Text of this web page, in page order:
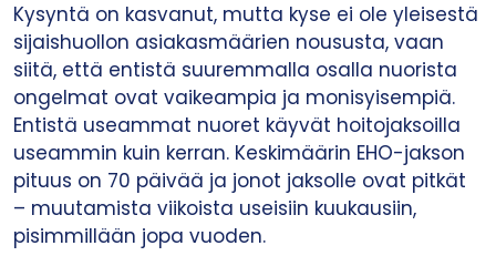
Kysyntä on kasvanut, mutta kyse ei ole yleisestä
sijaishuollon asiakasmäärien noususta, vaan
siitä, että entistä suuremmalla osalla nuorista
ongelmat ovat vaikeampia ja monisyisempiä.
Entistä useammat nuoret käyvät hoitojaksoilla
useammin kuin kerran. Keskimäärin EHO-jakson
pituus on 70 päivää ja jonot jaksolle ovat pitkät
– muutamista viikoista useisiin kuukausiin,
pisimmillään jopa vuoden.